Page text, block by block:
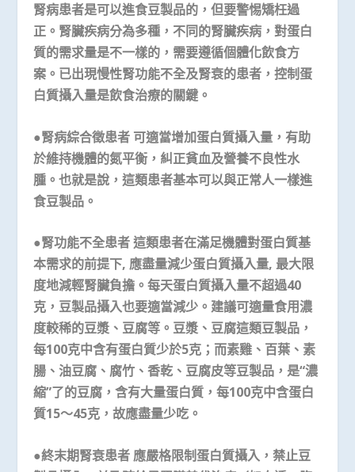
腎病患者是可以進食豆製品的，但要警惕矯枉過
正。腎臟疾病分為多種，不同的腎臟疾病，對蛋白
質的需求量是不一樣的，需要遵循個體化飲食方
案。已出現慢性腎功能不全及腎衰的患者，控制蛋
白質攝入量是飲食治療的關鍵。
●腎病綜合徵患者 可適當增加蛋白質攝入量，有助
於維持機體的氮平衡，糾正貧血及營養不良性水
腫。也就是說，這類患者基本可以與正常人一樣進
食豆製品。
●腎功能不全患者 這類患者在滿足機體對蛋白質基
本需求的前提下, 應盡量減少蛋白質攝入量, 最大限
度地減輕腎臟負擔。每天蛋白質攝入量不超過40
克，豆製品攝入也要適當減少。建議可適量食用濃
度較稀的豆漿、豆腐等。豆漿、豆腐這類豆製品，
每100克中含有蛋白質少於5克；而素雞、百葉、素
腸、油豆腐、腐竹、香乾、豆腐皮等豆製品，是“濃
縮”了的豆腐，含有大量蛋白質，每100克中含蛋白
質15～45克，故應盡量少吃。
●終末期腎衰患者 應嚴格限制蛋白質攝入，禁止豆